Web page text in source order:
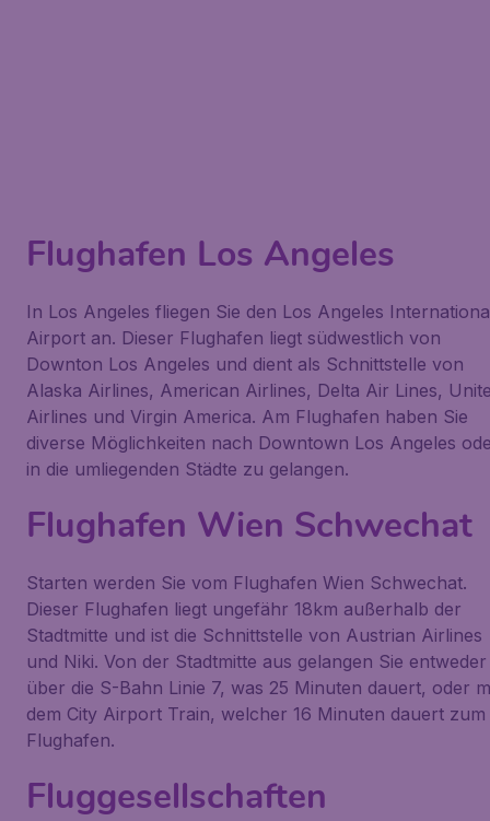
Flughafen Los Angeles
In Los Angeles fliegen Sie den Los Angeles
Airport an. Dieser Flughafen liegt südwestlich von
Downton Los Angeles und dient als Schnittstelle von
Alaska Airlines, American Airlines, Delta Air Lines,
Airlines und Virgin America. Am Flughafen haben Sie
diverse Möglichkeiten nach Downtown Los Angeles
in die umliegenden Städte zu gelangen.
Flughafen Wien Schwechat
Starten werden Sie vom Flughafen Wien Schwechat.
Dieser Flughafen liegt ungefähr 18km außerhalb der
Stadtmitte und ist die Schnittstelle von Austrian Airlines
und Niki. Von der Stadtmitte aus gelangen Sie entweder
über die S-Bahn Linie 7, was 25 Minuten dauert, oder
dem City Airport Train, welcher 16 Minuten dauert zum
Flughafen.
Fluggesellschaften